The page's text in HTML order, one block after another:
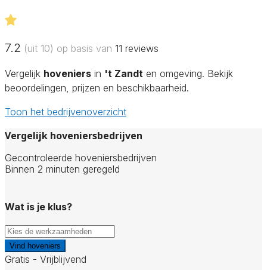
7.2 (uit 10) op basis van 11 reviews
Vergelijk hoveniers in 't Zandt en omgeving. Bekijk
beoordelingen, prijzen en beschikbaarheid.
Toon het bedrijvenoverzicht
Vergelijk hoveniersbedrijven
Gecontroleerde hoveniersbedrijven
Binnen 2 minuten geregeld
Wat is je klus?
Vind hoveniers
Gratis - Vrijblijvend